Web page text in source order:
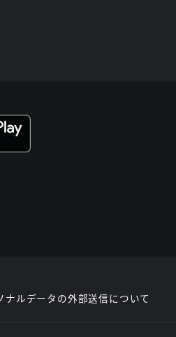
ナルデータの外部送信について